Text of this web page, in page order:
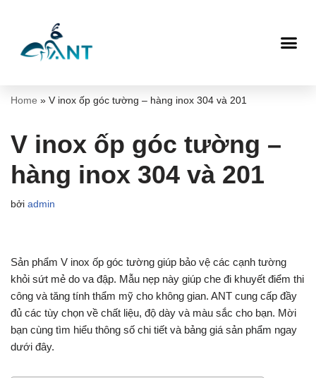
tới
Home » V inox ốp góc tường – hàng inox 304 và 201
V inox ốp góc tường –
hàng inox 304 và 201
bởi admin
Sản phẩm V inox ốp góc tường giúp bảo vệ các cạnh tường
khỏi sứt mẻ do va đập. Mẫu nẹp này giúp che đi khuyết điểm thi
công và tăng tính thẩm mỹ cho không gian. ANT cung cấp đầy
đủ các tùy chọn về chất liệu, độ dày và màu sắc cho bạn. Mời
bạn cùng tìm hiểu thông số chi tiết và bảng giá sản phẩm ngay
dưới đây.